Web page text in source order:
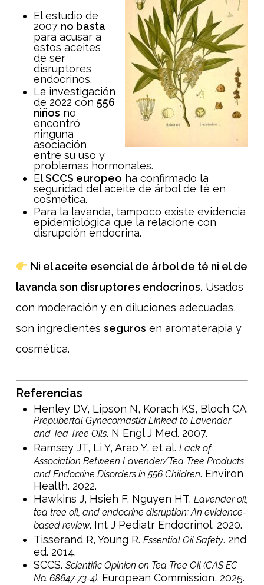
El estudio de
2007 no basta
para acusar a
estos aceites
de ser
disruptores
endocrinos.
La investigación
de 2022 con 556
niños no
encontró
ninguna
asociación
entre su uso y
problemas hormonales.
ElSCCS europeo ha confirmado la
seguridad del aceite de árbol de té en
cosmética.
Para la lavanda, tampoco existe evidencia
epidemiológica que la relacione con
disrupción endocrina.
Ni el aceite esencial de árbol de té ni el de
lavanda son disruptores endocrinos. Usados
con moderación y en diluciones adecuadas,
son ingredientes seguros en aromaterapia y
cosmética.
Referencias
Henley DV, Lipson N, Korach KS, Bloch CA.
Prepubertal Gynecomastia Linked to Lavender
and Tea Tree Oils. N Engl J Med. 2007.
Ramsey JT, Li Y, Arao Y, et al. Lack of
Association Between Lavender/Tea Tree Products
and Endocrine Disorders in 556 Children. Environ
Health. 2022.
Hawkins J, Hsieh F, Nguyen HT. Lavender oil,
tea tree oil, and endocrine disruption: An evidence-
based review. Int J Pediatr Endocrinol. 2020.
Tisserand R, Young R. Essential Oil Safety. 2nd
ed. 2014.
SCCS. Scientific Opinion on Tea Tree Oil (CAS EC
No. 68647-73-4). European Commission, 2025.